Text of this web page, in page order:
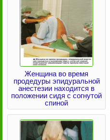
Женщина во время
продедуры эпидуральной
анестезии находится в
положении сидя с согнутой
спиной